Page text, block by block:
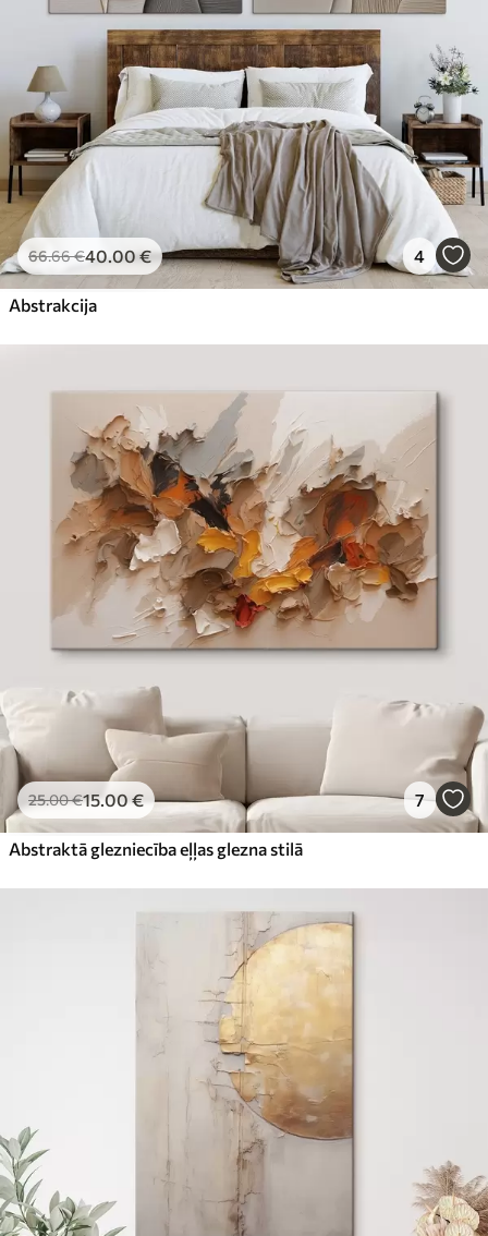
66.66€40.00€ 4
Abstrakcija
25.00€15.00€ 7
Abstraktā glezniecība eļļas glezna stilā